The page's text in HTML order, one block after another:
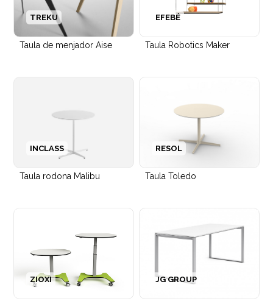
Taula de menjador Aise
TREKU
Taula Robotics Maker
EFEBÉ
Taula rodona Malibu
INCLASS
Taula Toledo
RESOL
ZIOXI JG GROUP